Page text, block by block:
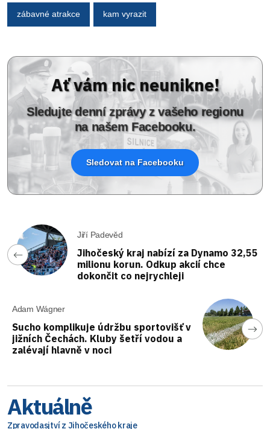
zábavné atrakce kam vyrazit
Ať vám nic neunikne!
Sledujte denní zprávy z vašeho regionu
na našem Facebooku.
Sledovat na Facebooku
Jiří Padevěd
Jihočeský kraj nabízí za Dynamo 32,55
milionu korun. Odkup akcií chce
dokončit co nejrychleji
Adam Wágner
Sucho komplikuje údržbu sportovišť v
jižních Čechách. Kluby šetří vodou a
zalévají hlavně v noci
Aktuálně
Zpravodasjtví z Jihočeského kraje